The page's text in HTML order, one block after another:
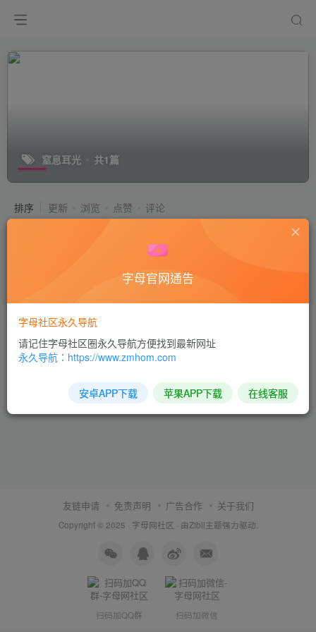
窒息耳光 共1篇
排序 更新 浏览 点赞 评论
【美娜格格】堵嘴闻袜窒息耳光提档挨
揍深喉（盘）
付费阅读 50
友链申请 免责声明 广告合作 关于我们
Copyright © 2025 · 字母网社区 · 由Zibll主题强力驱动.
扫码加QQ群 扫码加微信
字母官网通告
字母社区永久导航
请记住字母社区圈永久导航方便找到最新网址
永久导航：https://www.zmhom.com
安卓APP下载 苹果APP下载 在线客服